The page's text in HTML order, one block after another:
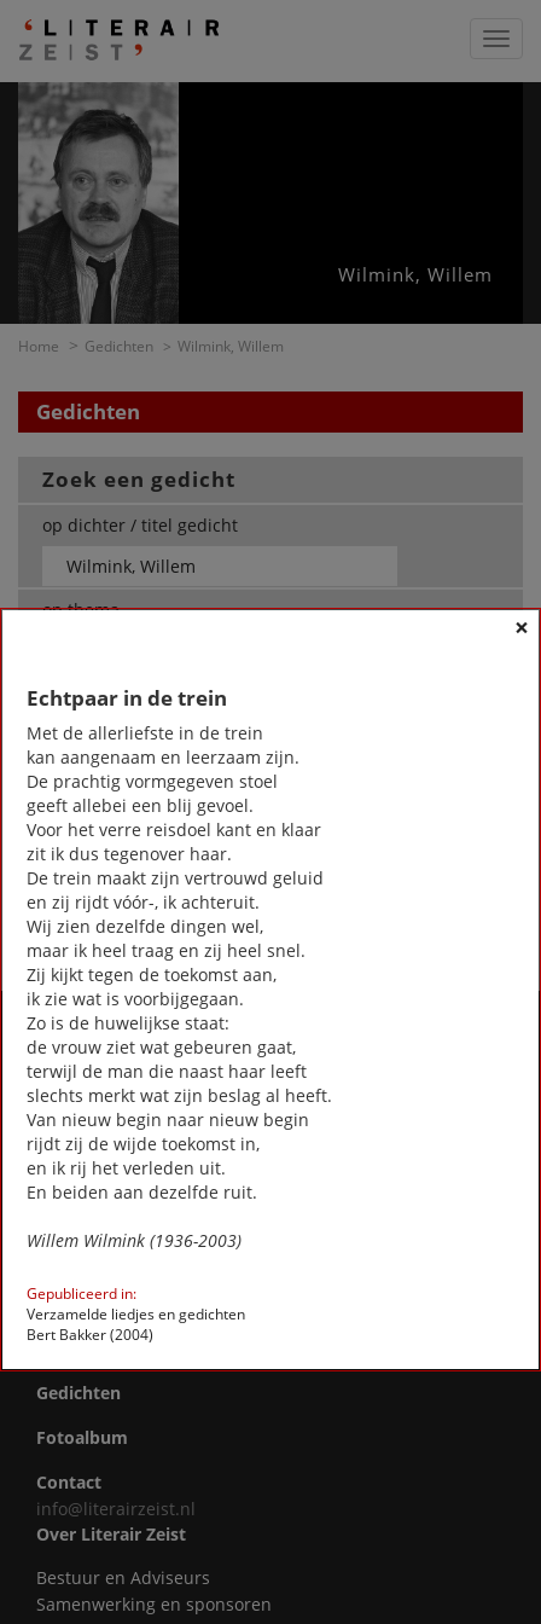
Wilmink, Willem
Home Gedichten Wilmink, Willem
Gedichten
Zoek een gedicht
op dichter / titel gedicht
op thema
Wilmink, Willem
Allerzielen
Dood zijn duurt zo lang
Duinen
Echtpaar in de trein
Troostlied voor wie met Kerst alleen zijn
«First‹Previous
1 ›Next»Last
×
Echtpaar in de trein
Met de allerliefste in de trein
kan aangenaam en leerzaam zijn.
De prachtig vormgegeven stoel
geeft allebei een blij gevoel.
Voor het verre reisdoel kant en klaar
zit ik dus tegenover haar.
De trein maakt zijn vertrouwd geluid
en zij rijdt vóór-, ik achteruit.
Wij zien dezelfde dingen wel,
maar ik heel traag en zij heel snel.
Zij kijkt tegen de toekomst aan,
ik zie wat is voorbijgegaan.
Zo is de huwelijkse staat:
de vrouw ziet wat gebeuren gaat,
terwijl de man die naast haar leeft
slechts merkt wat zijn beslag al heeft.
Van nieuw begin naar nieuw begin
rijdt zij de wijde toekomst in,
en ik rij het verleden uit.
En beiden aan dezelfde ruit.
Willem Wilmink (1936-2003)
Gepubliceerd in:
Verzamelde liedjes en gedichten
Bert Bakker (2004)
Activiteiten
Lezingen door en over schrijvers
Stadsdichtersduo van Zeist
Boek & Film
Literatuurprijs Zeist
Leesclubs / leesgroepen
Verhalenproject '80 jaar Vrijheid'
Wereldwijd Vertelcafé Zeist
Agenda
Actueel
Gedichten
Fotoalbum
Contact
info@literairzeist.nl
Over Literair Zeist
Bestuur en Adviseurs
Samenwerking en sponsoren